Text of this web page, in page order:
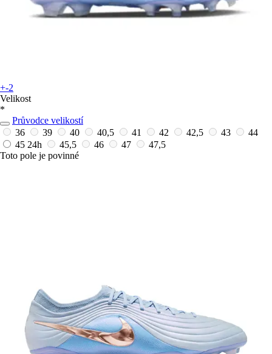
+-2
Velikost
*
Průvodce velikostí
36
39 40 40,5 41 42 42,5 43
44
45 24h 45,5 46 47
47,5
Toto pole je povinné